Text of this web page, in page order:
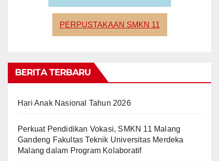
PERPUSTAKAAN SMKN 11
BERITA TERBARU
Hari Anak Nasional Tahun 2026
Perkuat Pendidikan Vokasi, SMKN 11 Malang
Gandeng Fakultas Teknik Universitas Merdeka
Malang dalam Program Kolaboratif